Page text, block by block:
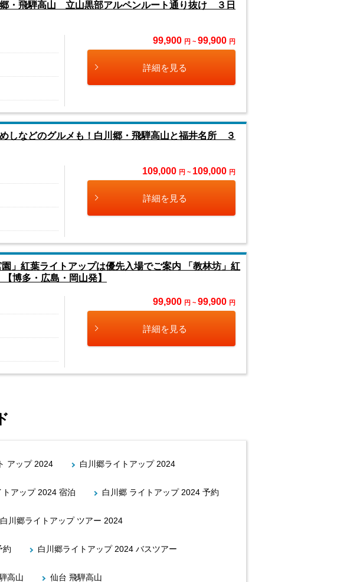
・飛騨高山 立山黒部アルペンルート通り抜け ３日
99,900 円 ~ 99,900 円
詳細を見る
しなどのグルメも！白川郷・飛騨高山と福井名所 ３
109,000 円 ~ 109,000 円
詳細を見る
」紅葉ライトアップは優先入場でご案内 「教林坊」紅
博多・広島・岡山発】
99,900 円 ~ 99,900 円
詳細を見る
アップ 2024 白川郷ライトアップ 2024
トアップ 2024 宿泊 白川郷 ライトアップ 2024 予約
白川郷ライトアップ ツアー 2024
約 白川郷ライトアップ 2024 バスツアー
高山 仙台 飛騨高山